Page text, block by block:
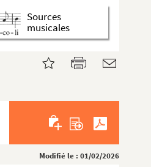
Sources
musicales
Modifié le : 01/02/2026